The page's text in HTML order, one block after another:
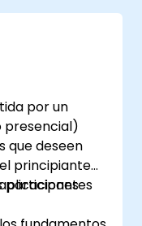
por un
presencial)
que deseen
principiante
participantes